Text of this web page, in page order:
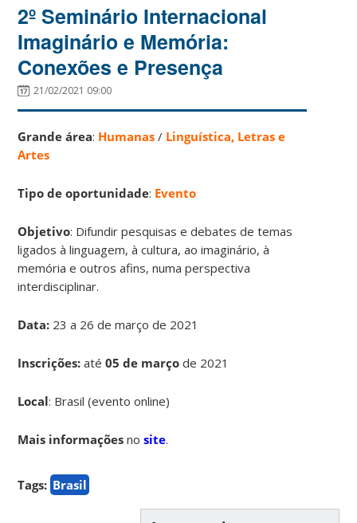
2º Seminário Internacional
Imaginário e Memória:
Conexões e Presença
21/02/2021 09:00
Grande área: Humanas / Linguística, Letras e
Artes
Tipo de oportunidade: Evento
Objetivo: Difundir pesquisas e debates de temas
ligados à linguagem, à cultura, ao imaginário, à
memória e outros afins, numa perspectiva
interdisciplinar.
Data: 23 a 26 de março de 2021
Inscrições:até05 de marçode 2021
Local: Brasil (evento online)
Mais informações nosite.
Tags: Brasil